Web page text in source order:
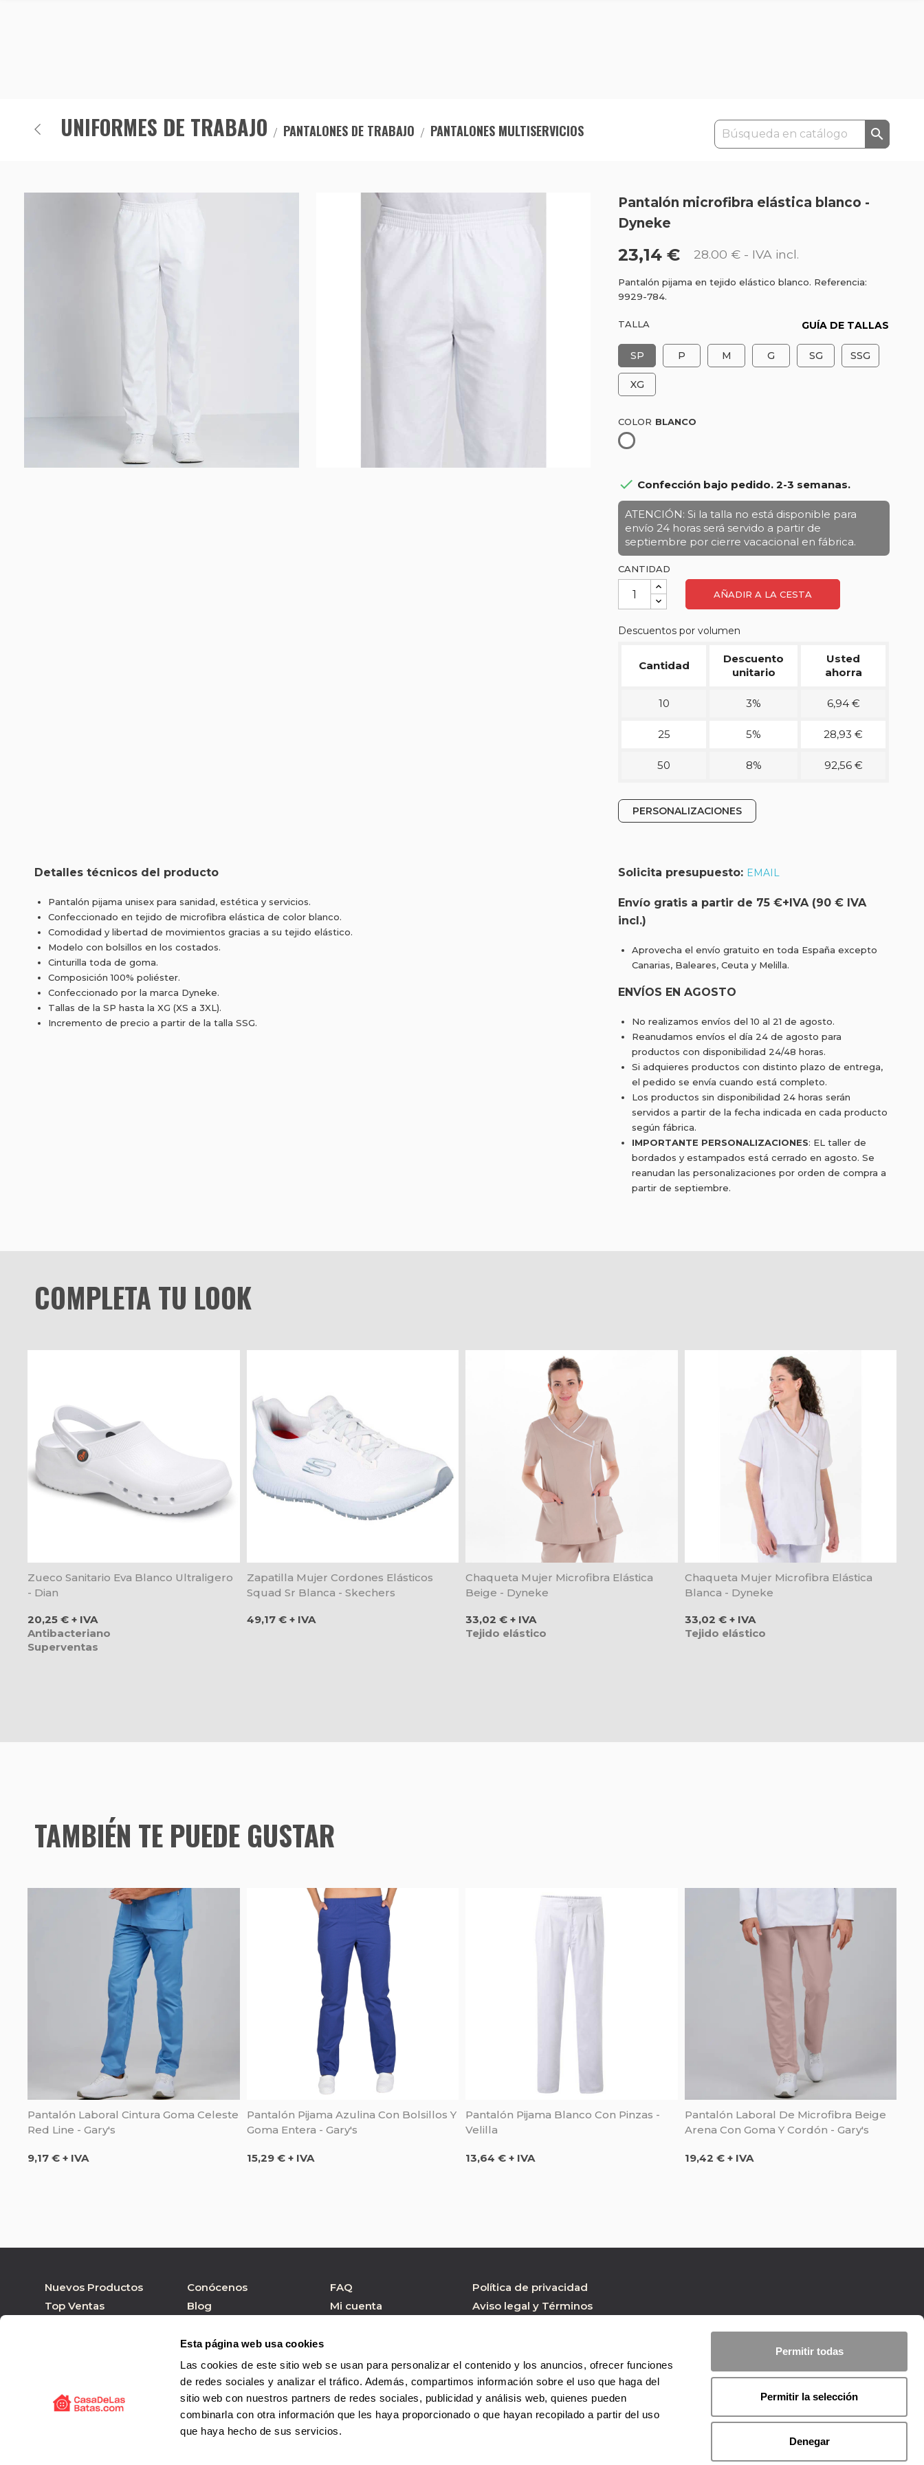
Esta página web usa cookies
Las cookies de este sitio web se usan para personalizar el contenido y los anuncios, ofrecer funciones
de redes sociales y analizar el tráfico. Además, compartimos información sobre el uso que haga del
sitio web con nuestros partners de redes sociales, publicidad y análisis web, quienes pueden
combinarla con otra información que les haya proporcionado o que hayan recopilado a partir del uso
que haya hecho de sus servicios.
Permitir todas
Permitir la selección
Denegar
UNIFORMES DE TRABAJO PANTALONES DE TRABAJO PANTALONES MULTISERVICIOS 
Pantalón microfibra elástica blanco -
Dyneke
23,14 € 28.00 € - IVA incl.
Pantalón pijama en tejido elástico blanco. Referencia:
9929-784.
TALLA GUÍA DE TALLAS
SP P M G SG SSG
XG
COLOR
Blanco
 Confección bajo pedido. 2-3 semanas.
ATENCIÓN: Si la talla no está disponible para
envío 24 horas será servido a partir de
septiembre por cierre vacacional en fábrica.
CANTIDAD
AÑADIR A LA CESTA
Descuentos por volumen
Cantidad
Descuento
unitario
Usted
ahorra
10 3% 6,94 €
25 5% 28,93 €
50 8% 92,56 €
PERSONALIZACIONES
Detalles técnicos del producto
Pantalón pijama unisex para sanidad, estética y servicios.
Confeccionado en tejido de microfibra elástica de color blanco.
Comodidad y libertad de movimientos gracias a su tejido elástico.
Modelo con bolsillos en los costados.
Cinturilla toda de goma.
Composición 100% poliéster.
Confeccionado por la marca Dyneke.
Tallas de la SP hasta la XG (XS a 3XL).
Incremento de precio a partir de la talla SSG.
Solicita presupuesto: EMAIL
Envío gratis a partir de 75 €+IVA (90 € IVA
incl.)
Aprovecha el envío gratuito en toda España excepto
Canarias, Baleares, Ceuta y Melilla.
ENVÍOS EN AGOSTO
No realizamos envíos del 10 al 21 de agosto.
Reanudamos envíos el día 24 de agosto para
productos con disponibilidad 24/48 horas.
Si adquieres productos con distinto plazo de entrega,
el pedido se envía cuando está completo.
Los productos sin disponibilidad 24 horas serán
servidos a partir de la fecha indicada en cada producto
según fábrica.
IMPORTANTE PERSONALIZACIONES: EL taller de
bordados y estampados está cerrado en agosto. Se
reanudan las personalizaciones por orden de compra a
partir de septiembre.
COMPLETA TU LOOK
Zueco Sanitario Eva Blanco Ultraligero
- Dian
Precio
20,25 € + IVA
Antibacteriano
Superventas
Zapatilla Mujer Cordones Elásticos
Squad Sr Blanca - Skechers
Precio
49,17 € + IVA
Chaqueta Mujer Microfibra Elástica
Beige - Dyneke
Precio
33,02 € + IVA
Tejido elástico
Chaqueta Mujer Microfibra Elástica
Blanca - Dyneke
Precio
33,02 € + IVA
Tejido elástico
TAMBIÉN TE PUEDE GUSTAR
Pantalón Laboral Cintura Goma Celeste
Red Line - Gary's
Precio
9,17 € + IVA
Pantalón Pijama Azulina Con Bolsillos Y
Goma Entera - Gary's
Precio
15,29 € + IVA
Pantalón Pijama Blanco Con Pinzas -
Velilla
Precio
13,64 € + IVA
Pantalón Laboral De Microfibra Beige
Arena Con Goma Y Cordón - Gary's
Precio
19,42 € + IVA
Nuevos Productos
Top Ventas
Conócenos
Blog
Tienda física
FAQ
Mi cuenta
Política de privacidad
Aviso legal y Términos
Condiciones de